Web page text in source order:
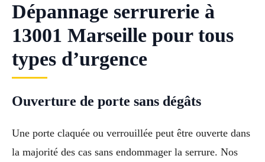
Dépannage serrurerie à
13001 Marseille pour tous
types d’urgence
Ouverture de porte sans dégâts
Une porte claquée ou verrouillée peut être ouverte dans
la majorité des cas sans endommager la serrure. Nos